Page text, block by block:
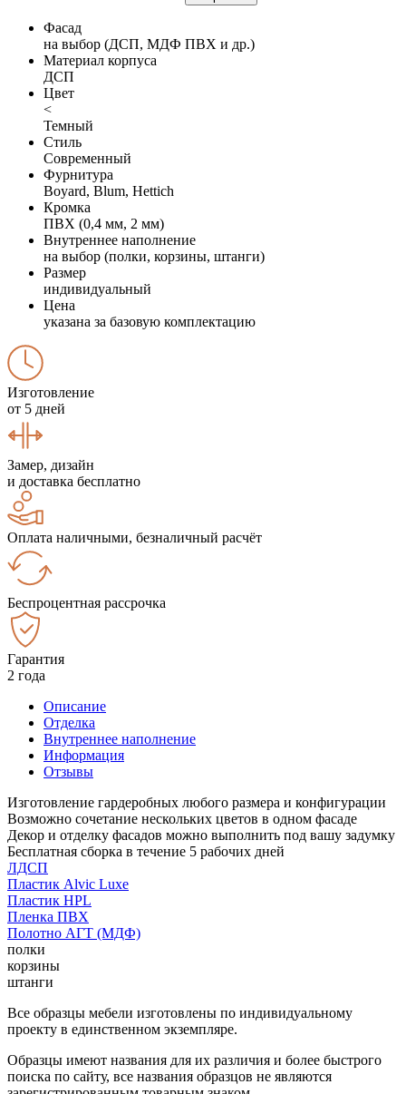
Фасад
на выбор (ДСП, МДФ ПВХ и др.)
Материал корпуса
ДСП
Цвет
<
Темный
Стиль
Современный
Фурнитура
Boyard, Blum, Hettich
Кромка
ПВХ (0,4 мм, 2 мм)
Внутреннее наполнение
на выбор (полки, корзины, штанги)
Размер
индивидуальный
Цена
указана за базовую комплектацию
Изготовление
от 5 дней
Замер, дизайн
и доставка бесплатно
Оплата наличными, безналичный расчёт
Беспроцентная рассрочка
Гарантия
2 года
Описание
Отделка
Внутреннее наполнение
Информация
Отзывы
Изготовление гардеробных любого размера и конфигурации
Возможно сочетание нескольких цветов в одном фасаде
Декор и отделку фасадов можно выполнить под вашу задумку
Бесплатная сборка в течение 5 рабочих дней
ЛДСП
Пластик Alvic Luxe
Пластик HPL
Пленка ПВХ
Полотно АГТ (МДФ)
полки
корзины
штанги
Все образцы мебели изготовлены по индивидуальному
проекту в единственном экземпляре.
Образцы имеют названия для их различия и более быстрого
поиска по сайту, все названия образцов не являются